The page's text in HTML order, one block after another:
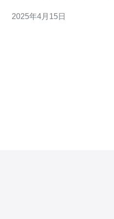
拥有255个IP的韩国站群服务
2025年4月15日